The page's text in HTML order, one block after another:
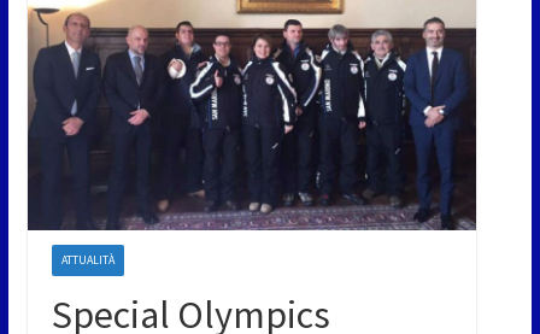
ATTUALITÀ
Special Olympics